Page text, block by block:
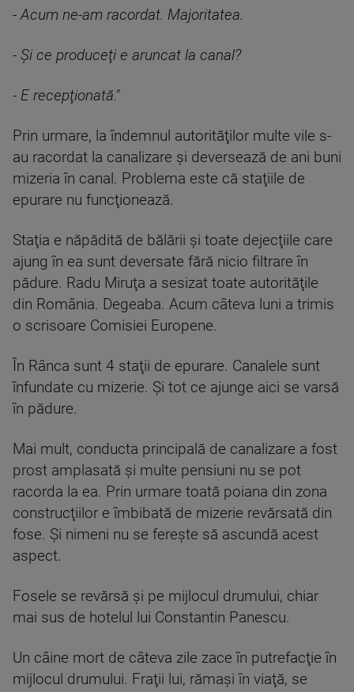
- Acum ne-am racordat. Majoritatea.
- Şi ce produceţi e aruncat la canal?
- E recepţionată."
Prin urmare, la îndemnul autorităţilor multe vile s-
au racordat la canalizare şi deversează de ani buni
mizeria în canal. Problema este că staţiile de
epurare nu funcţionează.
Staţia e năpădită de bălării şi toate dejecţiile care
ajung în ea sunt deversate fără nicio filtrare în
pădure. Radu Miruţa a sesizat toate autorităţile
din România. Degeaba. Acum câteva luni a trimis
o scrisoare Comisiei Europene.
În Rânca sunt 4 staţii de epurare. Canalele sunt
înfundate cu mizerie. Şi tot ce ajunge aici se varsă
în pădure.
Mai mult, conducta principală de canalizare a fost
prost amplasată şi multe pensiuni nu se pot
racorda la ea. Prin urmare toată poiana din zona
construcţiilor e îmbibată de mizerie revărsată din
fose. Şi nimeni nu se fereşte să ascundă acest
aspect.
Fosele se revărsă şi pe mijlocul drumului, chiar
mai sus de hotelul lui Constantin Panescu.
Un câine mort de câteva zile zace în putrefacţie în
mijlocul drumului. Fraţii lui, rămaşi în viaţă, se